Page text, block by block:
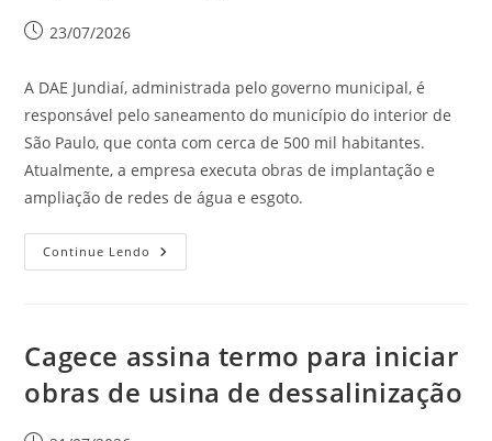
23/07/2026
A DAE Jundiaí, administrada pelo governo municipal, é
responsável pelo saneamento do município do interior de
São Paulo, que conta com cerca de 500 mil habitantes.
Atualmente, a empresa executa obras de implantação e
ampliação de redes de água e esgoto.
Continue Lendo
Cagece assina termo para iniciar
obras de usina de dessalinização